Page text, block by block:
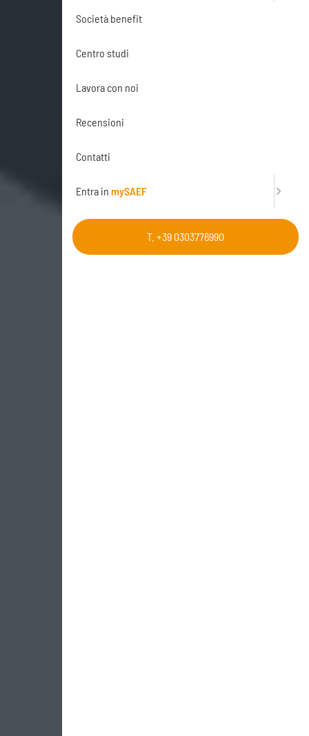
Società benefit
Centro studi
Lavora con noi
Recensioni
Contatti
Entra in mySAEF
T. +39 0303776990